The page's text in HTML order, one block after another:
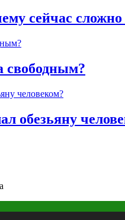
сейчас
свободным?
обезьяну